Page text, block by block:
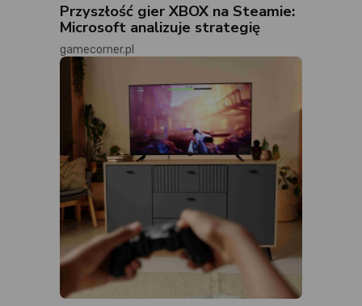
Przyszłość gier XBOX na Steamie:
Microsoft analizuje strategię
gamecorner.pl